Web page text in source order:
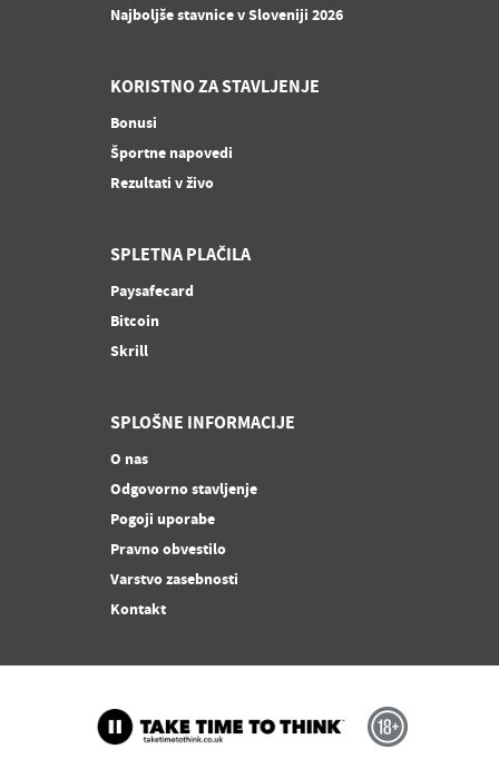
Najboljše stavnice v Sloveniji 2026
KORISTNO ZA STAVLJENJE
Bonusi
Športne napovedi
Rezultati v živo
SPLETNA PLAČILA
Paysafecard
Bitcoin
Skrill
SPLOŠNE INFORMACIJE
O nas
Odgovorno stavljenje
Pogoji uporabe
Pravno obvestilo
Varstvo zasebnosti
Kontakt